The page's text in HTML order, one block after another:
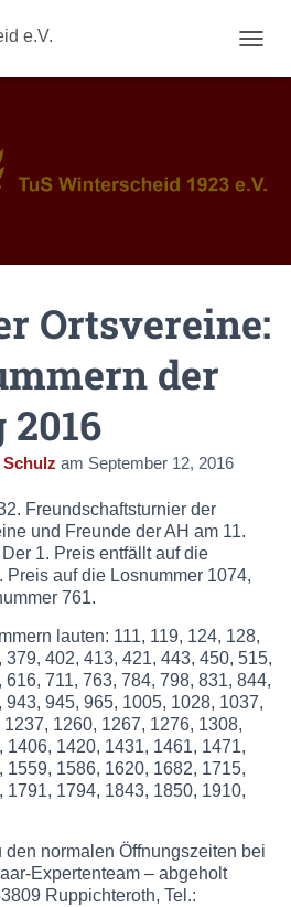
e.V.
A
T
U
C
Ortsvereine:
der
am September 12, 2016
Freundschaftsturnier der
und Freunde der AH am 11.
1. Preis entfällt auf die
Preis auf die Losnummer 1074,
761.
lauten: 111, 119, 124, 128,
402, 413, 421, 443, 450, 515,
711, 763, 784, 798, 831, 844,
945, 965, 1005, 1028, 1037,
1260, 1267, 1276, 1308,
1406, 1420, 1431, 1461, 1471,
1559, 1586, 1620, 1682, 1715,
1791, 1794, 1843, 1850, 1910,
normalen Öffnungszeiten bei
Expertenteam – abgeholt
Ruppichteroth, Tel.: